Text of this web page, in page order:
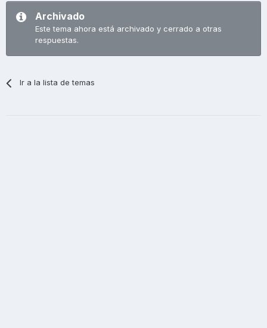
Archivado
Este tema ahora está archivado y cerrado a otras
respuestas.
Ir a la lista de temas